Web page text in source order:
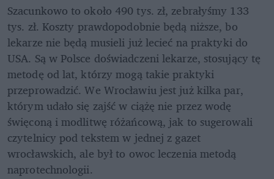
Szacunkowo to około 490 tys. zł, zebrałyśmy 133
tys. zł. Koszty prawdopodobnie będą niższe, bo
lekarze nie będą musieli już lecieć na praktyki do
USA. Są w Polsce doświadczeni lekarze, stosujący tę
metodę od lat, którzy mogą takie praktyki
przeprowadzić. We Wrocławiu jest już kilka par,
którym udało się zajść w ciążę nie przez wodę
święconą i modlitwę różańcową, jak to sugerowali
czytelnicy pod tekstem w jednej z gazet
wrocławskich, ale był to owoc leczenia metodą
naprotechnologii.